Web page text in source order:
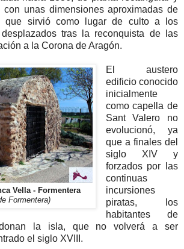
con unas dimensiones aproximadas de
sirvió como lugar de culto a los
tras la reconquista de las
a la Corona de Aragón.
Vella - Formentera
Formentera)
El austero
edificio conocido
inicialmente
como capella de
Sant Valero no
evolucionó, ya
que a finales del
siglo XIV y
forzados por las
continuas
incursiones
piratas, los
habitantes de
la isla, que no volverá a ser
el siglo XVIII.